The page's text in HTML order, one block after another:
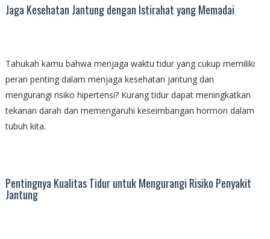
Jaga Kesehatan Jantung dengan Istirahat yang Memadai
Tahukah kamu bahwa menjaga waktu tidur yang cukup memiliki
peran penting dalam menjaga kesehatan jantung dan
mengurangi risiko hipertensi? Kurang tidur dapat meningkatkan
tekanan darah dan memengaruhi keseimbangan hormon dalam
tubuh kita.
Pentingnya Kualitas Tidur untuk Mengurangi Risiko Penyakit
Jantung